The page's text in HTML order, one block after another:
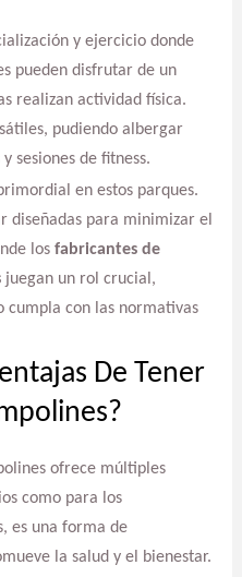
y ejercicio donde
pueden disfrutar de un
realizan actividad física.
pudiendo albergar
sesiones de fitness.
en estos parques.
diseñadas para minimizar el
los fabricantes de
juegan un rol crucial,
cumpla con las normativas
De Tener
ofrece múltiples
como para los
es una forma de
la salud y el bienestar.